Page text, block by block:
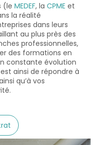
(le MEDEF, la CPME et
la réalité
dans leurs
au plus près des
professionnelles,
des formations en
constante évolution
ainsi de répondre à
qu’à vos